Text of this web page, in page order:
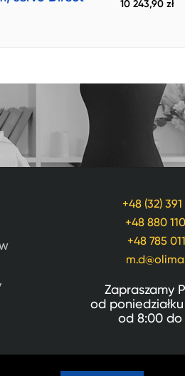
10 243,90 zł
+48 (32) 391
+48 880
+48 785
Zapraszamy
od
od 8:00do